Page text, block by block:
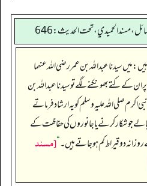
مسائل، مسند الحميدي، تحت الحديث:646
میں سيدنا عبدالله بن عمر رضی اللہ عنہما
ان کے کتے بھونکنے لگے تو سيدنا عبدالله بن
صلی اللہ علیہ وسلم کو یہ ارشاد فرماتے
پالے جو شکار کرنے یا جانوروں کی حفاظت کے
دو قیراط کم ہوجاتے ہیں۔“[مسند